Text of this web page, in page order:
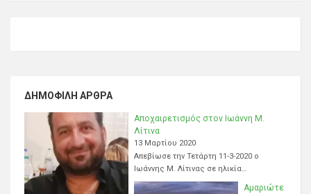
ΔΗΜΟΦΙΛΉ ΆΡΘΡΑ
Αποχαιρετισμός στον Ιωάννη Μ.
Λίτινα
13 Μαρτίου 2020
Απεβίωσε την Τετάρτη 11-3-2020 ο
Ιωάννης Μ. Λίτινας σε ηλικία…
Αμαριώτε